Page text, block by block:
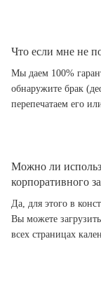
Что если мне не
Мы даем 100%
обнаружите брак
перепечатаем его
Можно ли
корпоративного
Да, для этого в
Вы можете
всех страницах